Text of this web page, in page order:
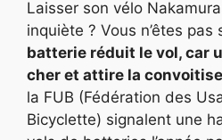
Laisser son vélo
inquiète ? Vous n’êtes pas
batterie réduit le vol, car
cher et attire la convoitise
la FUB (Fédération des
Bicyclette) signalent une